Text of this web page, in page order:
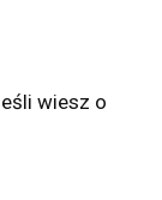
wiesz o